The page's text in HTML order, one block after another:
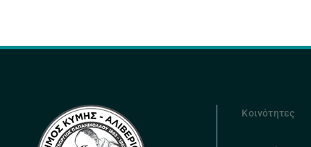
Κοινότητες